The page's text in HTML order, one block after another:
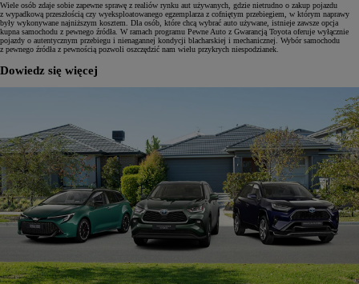
Wiele osób zdaje sobie zapewne sprawę z realiów rynku aut używanych, gdzie nietrudno o zakup pojazdu
z wypadkową przeszłością czy wyeksploatowanego egzemplarza z cofniętym przebiegiem, w którym naprawy
były wykonywane najniższym kosztem. Dla osób, które chcą wybrać auto używane, istnieje zawsze opcja
kupna samochodu z pewnego źródła. W ramach programu Pewne Auto z Gwarancją Toyota oferuje wyłącznie
pojazdy o autentycznym przebiegu i nienagannej kondycji blacharskiej i mechanicznej. Wybór samochodu
z pewnego źródła z pewnością pozwoli oszczędzić nam wielu przykrych niespodzianek.
Dowiedz się więcej